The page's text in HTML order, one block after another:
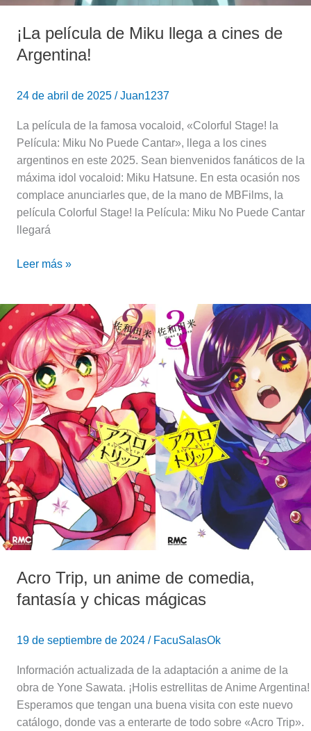
¡La película de Miku llega a cines de
Argentina!
24 de abril de 2025 /Juan1237
La película de la famosa vocaloid, «Colorful Stage! la
Película: Miku No Puede Cantar», llega a los cines
argentinos en este 2025. Sean bienvenidos fanáticos de la
máxima idol vocaloid: Miku Hatsune. En esta ocasión nos
complace anunciarles que, de la mano de MBFilms, la
película Colorful Stage! la Película: Miku No Puede Cantar
llegará
Leer más »
Acro Trip, un anime de comedia,
fantasía y chicas mágicas
19 de septiembre de 2024 / FacuSalasOk
Información actualizada de la adaptación a anime de la
obra de Yone Sawata. ¡Holis estrellitas de Anime Argentina!
Esperamos que tengan una buena visita con este nuevo
catálogo, donde vas a enterarte de todo sobre «Acro Trip».
Acro
Trip,
un
anime
de
comedia,
fantasía
y
chicas
mágicas